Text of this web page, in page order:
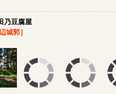
乃豆腐屋
城郭］